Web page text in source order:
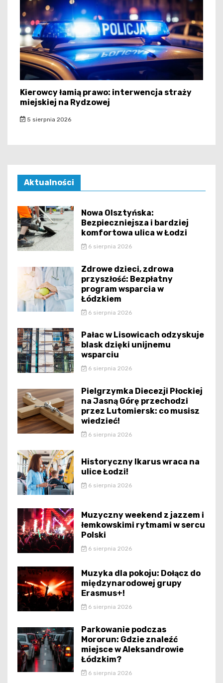
Kierowcy łamią prawo: interwencja straży
miejskiej na Rydzowej
5 sierpnia 2026
Aktualności
Nowa Olsztyńska:
Bezpieczniejsza i bardziej
komfortowa ulica w Łodzi
6 sierpnia 2026
Zdrowe dzieci, zdrowa
przyszłość: Bezpłatny
program wsparcia w
Łódzkiem
6 sierpnia 2026
Pałac w Lisowicach odzyskuje
blask dzięki unijnemu
wsparciu
6 sierpnia 2026
Pielgrzymka Diecezji Płockiej
na Jasną Górę przechodzi
przez Lutomiersk: co musisz
wiedzieć!
6 sierpnia 2026
Historyczny Ikarus wraca na
ulice Łodzi!
6 sierpnia 2026
Muzyczny weekend z jazzem i
łemkowskimi rytmami w sercu
Polski
6 sierpnia 2026
Muzyka dla pokoju: Dołącz do
międzynarodowej grupy
Erasmus+!
6 sierpnia 2026
Parkowanie podczas
Mororun: Gdzie znaleźć
miejsce w Aleksandrowie
Łódzkim?
6 sierpnia 2026